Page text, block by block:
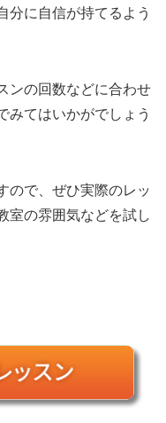
分に自信が持てるよう
ンの回数などに合わせ
みてはいかがでしょう
ので、ぜひ実際のレッ
室の雰囲気などを試し